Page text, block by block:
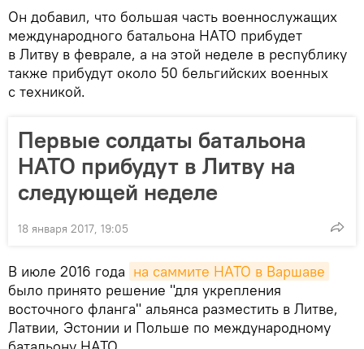
Он добавил, что большая часть военнослужащих
международного батальона НАТО прибудет
в Литву в феврале, а на этой неделе в республику
также прибудут около 50 бельгийских военных
с техникой.
Первые солдаты батальона
НАТО прибудут в Литву на
следующей неделе
18 января 2017, 19:05
В июле 2016 года на саммите НАТО в Варшаве
было принято решение "для укрепления
восточного фланга" альянса разместить в Литве,
Латвии, Эстонии и Польше по международному